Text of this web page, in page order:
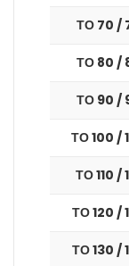
ТО 70 /
ТО 80 /
ТО 90 /
ТО 100 /
ТО 110 /
ТО 120 /
ТО 130 /